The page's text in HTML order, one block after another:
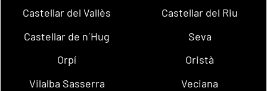
Castellar del Vallès
Castellar del Riu
Castellar de n´Hug
Seva
Orpí
Oristà
Vilalba Sasserra
Veciana